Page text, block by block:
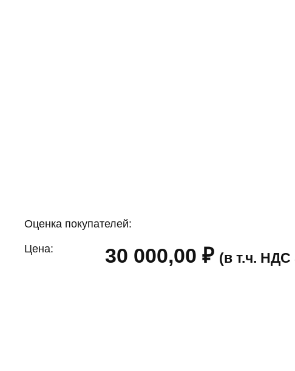
Оценка покупателей:
Цена: 30 000,00₽ (в т.ч. НДС